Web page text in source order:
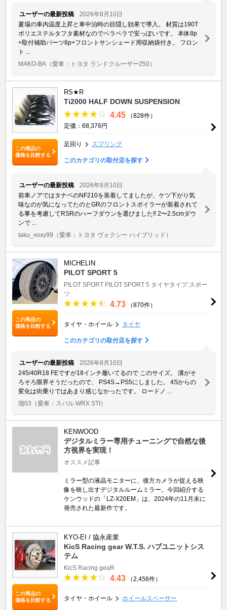
ユーザーの最新投稿
2026年8月10日
夏場の車内温度上昇と車中泊時の目隠し効果で導入。 材質は190T
ポリエステルタフタ素材なのでペラペラで安っぽいです。 本体8p
+取付補助パーツ6p+フロントサンシェード用収納袋付き。 フロン
ト ...
MAKO-BA （愛車：トヨタ ランドクルーザー250）
この商品の
価格を比較する
RS★R
Ti2000 HALF DOWN SUSPENSION
4.45
（828件）
定価：68,376円
足回り スプリング
このカテゴリの取付店を探す
ユーザーの最新投稿
2026年8月10日
前車ノアではタナベのNF210を装着してましたが、ケツ下がり気
味なのが気になってたのとGRのフロントスポイラーが装着されて
る事を考慮してRSRのハーフダウンを選びました‼️ 2〜2.5cmダウ
ンで ...
taku_voxy99 （愛車：トヨタ ヴォクシー ハイブリッド）
この商品の
価格を比較する
MICHELIN
PILOT SPORT 5
PILOT SPORT PILOT SPORT 5 タイヤタイプ:スポー
ツ
4.73 （870件）
タイヤ・ホイール タイヤ
このカテゴリの取付店を探す
ユーザーの最新投稿
2026年8月10日
245/40R18 FEですが18インチ履いてるので このサイズ。 溝がそ
ろそろ限界そうだったので、 PS4S→PS5にしました。 4Sからの
変化は街乗りではあまり感じなかったです。 ロードノ ...
瑠03 （愛車：スバル WRX STI）
KENWOOD
デジタルミラー専用チューニングで自然な後
方視界を実現！
オススメ記事
ミラー型の液晶モニターに、後方カメラが捉える映
像を映し出すデジタルルームミラー。今回紹介する
ケンウッドの「LZ-X20EM」は、2024年の11月末に
発売された最新作です。
この商品の
価格を比較する
KYO-EI / 協永産業
KicS Racing gear W.T.S. ハブユニットシス
テム
KicS Racing geaR
4.43 （2,456件）
タイヤ・ホイール ホイールスペーサー